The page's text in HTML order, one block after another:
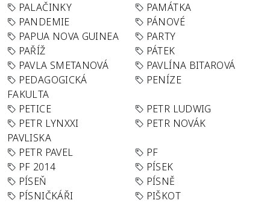
PALAČINKY
PAMÁTKA
PANDEMIE
PÁNOVÉ
PAPUA NOVA GUINEA
PARTY
PAŘÍŽ
PÁTEK
PAVLA SMETANOVÁ
PAVLÍNA BITAROVÁ
PEDAGOGICKÁ
FAKULTA
PENÍZE
PETICE
PETR LUDWIG
PETR LYNXXI
PAVLISKA
PETR NOVÁK
PETR PAVEL
PF
PF 2014
PÍSEK
PÍSEŇ
PÍSNĚ
PÍSNIČKÁŘI
PIŠKOT